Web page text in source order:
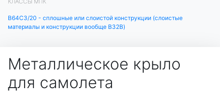
B64C3/20 - сплошные или слоистой конструкции (слоистые
материалы и конструкции вообще B32B)
Металлическое крыло
для самолета